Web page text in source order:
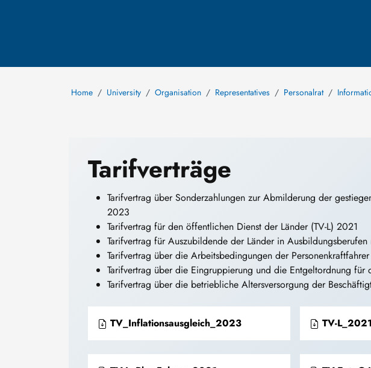
Home University Organisation Representatives Personalrat
Tarifverträge
Tarifvertrag über Sonderzahlungen zur Abmilderung der
2023
Tarifvertrag für den öffentlichen Dienst der Länder (TV-L) 2021
Tarifvertrag für Auszubildende der Länder in
Tarifvertrag über die Arbeitsbedingungen der
Tarifvertrag über die Eingruppierung und die Entgeltordnung für
Tarifvertrag über die betriebliche Altersversorgung der
TV_Inflationsausgleich_2023 TV-L_2021